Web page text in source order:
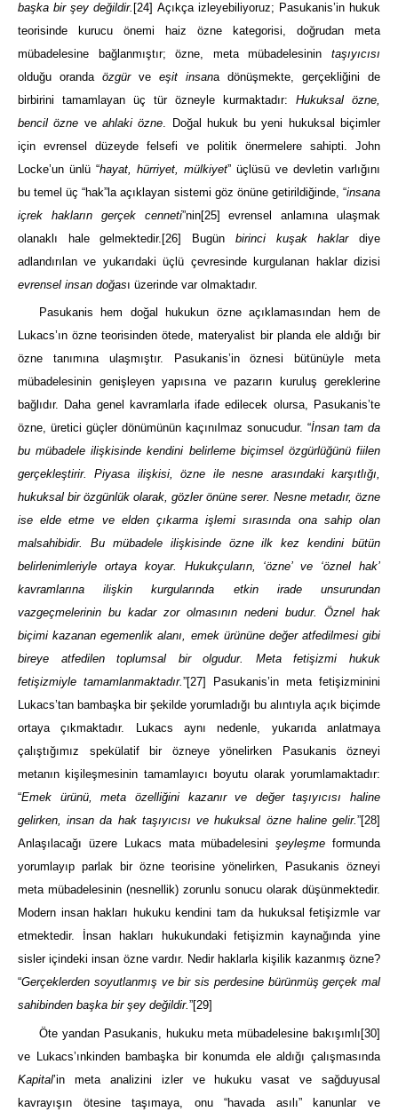
başka bir şey değildir. [24] Açıkça izleyebiliyoruz; Pasukanis’in hukuk
teorisinde kurucu önemi haiz özne kategorisi, doğrudan meta
mübadelesine bağlanmıştır; özne, meta mübadelesinin taşıyıcısı
olduğu orandaözgür ve eşit insana dönüşmekte, gerçekliğini de
birbirini tamamlayan üç tür özneyle kurmaktadır: Hukuksal özne,
bencil özne ve ahlaki özne.
Doğal hukuk bu yeni hukuksal biçimler
için evrensel düzeyde felsefi ve politik önermelere sahipti. John
Locke’un ünlü “hayat, hürriyet, mülkiyet” üçlüsü ve devletin varlığını
bu temel üç “hak”la açıklayan sistemi göz önüne getirildiğinde, “insana
içrek hakların gerçek cenneti”nin[25] evrensel anlamına ulaşmak
olanaklı hale gelmektedir. [26] Bugün birinci kuşak haklardiye
adlandırılan ve yukarıdaki üçlü çevresinde kurgulanan haklar dizisi
evrensel insan doğası üzerinde var olmaktadır.
Pasukanis hem doğal hukukun özne açıklamasından hem de
Lukacs’ın özne teorisinden ötede, materyalist bir planda ele aldığı bir
özne tanımına ulaşmıştır. Pasukanis’in öznesi bütünüyle meta
mübadelesinin genişleyen yapısına ve pazarın kuruluş gereklerine
bağlıdır. Daha genel kavramlarla ifade edilecek olursa, Pasukanis’te
özne, üretici güçler dönümünün kaçınılmaz sonucudur. “İnsan tam da
bu mübadele ilişkisinde kendini belirleme biçimsel özgürlüğünü fiilen
gerçekleştirir. Piyasa ilişkisi, özne ile nesne arasındaki karşıtlığı,
hukuksal bir özgünlük olarak, gözler önüne serer. Nesne metadır, özne
ise elde etme ve elden çıkarma işlemi sırasında ona sahip olan
malsahibidir. Bu mübadele ilişkisinde özne ilk kez kendini bütün
belirlenimleriyle ortaya koyar. Hukukçuların, ‘özne’ ve ‘öznel hak’
kavramlarına ilişkin kurgularında etkin irade unsurundan
vazgeçmelerinin bu kadar zor olmasının nedeni budur. Öznel hak
biçimi kazanan egemenlik alanı, emek ürününe değer atfedilmesi gibi
bireye atfedilen toplumsal bir olgudur. Meta fetişizmi hukuk
fetişizmiyle tamamlanmaktadır.”[27]
Pasukanis’in meta fetişizminini
Lukacs’tan bambaşka bir şekilde yorumladığı bu alıntıyla açık biçimde
ortaya çıkmaktadır. Lukacs aynı nedenle, yukarıda anlatmaya
çalıştığımız spekülatif bir özneye yönelirken Pasukanis özneyi
metanın kişileşmesinin tamamlayıcı boyutu olarak yorumlamaktadır:
“Emek ürünü, meta özelliğini kazanır ve değer taşıyıcısı haline
gelirken, insan da hak taşıyıcısı ve hukuksal özne haline gelir.”[28]
Anlaşılacağı üzere Lukacs mata mübadelesinişeyleşme formunda
yorumlayıp parlak bir özne teorisine yönelirken, Pasukanis özneyi
meta mübadelesinin (nesnellik) zorunlu sonucu olarak düşünmektedir.
Modern insan hakları hukuku kendini tam da hukuksal fetişizmle var
etmektedir. İnsan hakları hukukundaki fetişizmin kaynağında yine
sisler içindeki insan özne vardır. Nedir haklarla kişilik kazanmış özne?
“Gerçeklerden soyutlanmış ve bir sis perdesine bürünmüş gerçek mal
sahibinden başka bir şey değildir.”[29]
Öte yandan Pasukanis, hukuku meta mübadelesine bakışımlı[30]
ve Lukacs’ınkinden bambaşka bir konumda ele aldığı çalışmasında
Kapital’in meta analizini izler ve hukuku vasat ve sağduyusal
kavrayışın ötesine taşımaya, onu “havada asılı” kanunlar ve